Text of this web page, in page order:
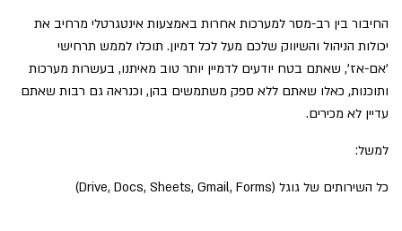
החיבור בין רב-מסר למערכות אחרות באמצעות אינטגרטלי מרחיב את
יכולות הניהול והשיווק שלכם מעל לכל דמיון. תוכלו לממש תרחישי
'אם-אז', שאתם בטח יודעים לדמיין יותר טוב מאיתנו, בעשרות מערכות
ותוכנות, כאלו שאתם ללא ספק משתמשים בהן, וכנראה גם רבות שאתם
עדיין לא מכירים.
למשל:
כל השירותים של גוגל (Drive, Docs, Sheets, Gmail, Forms)